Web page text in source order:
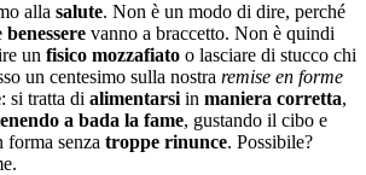
alla salute. Non è un modo di dire, perché
benessere vanno a braccetto. Non è quindi
un fisico mozzafiato o lasciare di stucco chi
un centesimo sulla nostra remise en forme
: si tratta di alimentarsi in maniera corretta,
a bada la fame, gustando il cibo e
senza troppe rinunce. Possibile?